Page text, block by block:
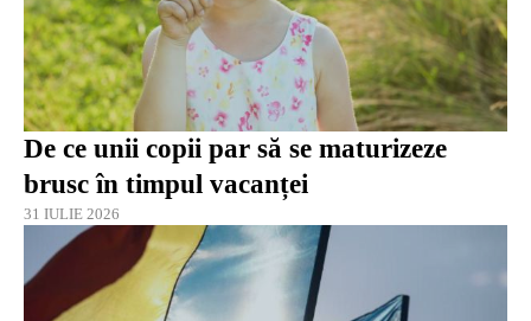
De ce unii copii par să se maturizeze
brusc în timpul vacanței
31 IULIE 2026